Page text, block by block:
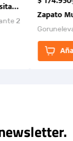
2 Suruga
2
Zapato